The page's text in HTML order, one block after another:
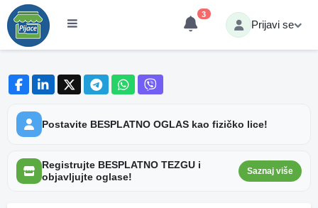
3
Prijavi se
Postavite BESPLATNO OGLAS kao fizičko lice!
Registrujte BESPLATNO TEZGU i
objavljujte oglase!
Saznaj više